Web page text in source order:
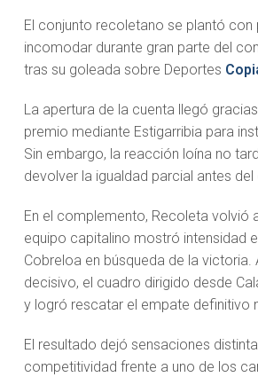
El conjunto recoletano se plantó
incomodar durante gran parte del
tras su goleada sobre Deportes
La apertura de la cuenta llegó
premio mediante Estigarribia para
Sin embargo, la reacción loína no
devolver la igualdad parcial antes
En el complemento, Recoleta volvió
equipo capitalino mostró intensidad
Cobreloa en búsqueda de la
decisivo, el cuadro dirigido desde
y logró rescatar el empate definitivo
El resultado dejó sensaciones
competitividad frente a uno de los